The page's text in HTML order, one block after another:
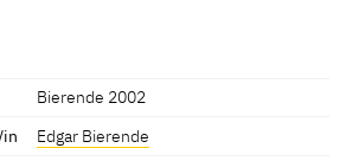
Bierende 2002
Edgar Bierende